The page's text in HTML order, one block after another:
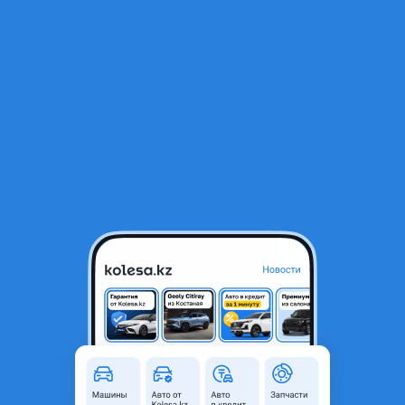
Крыло на Changan X5 Plus
Караганда, Карагандинская